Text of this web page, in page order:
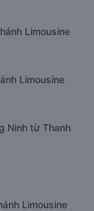
Limousine
Limousine
Ninh từ Thanh
Limousine